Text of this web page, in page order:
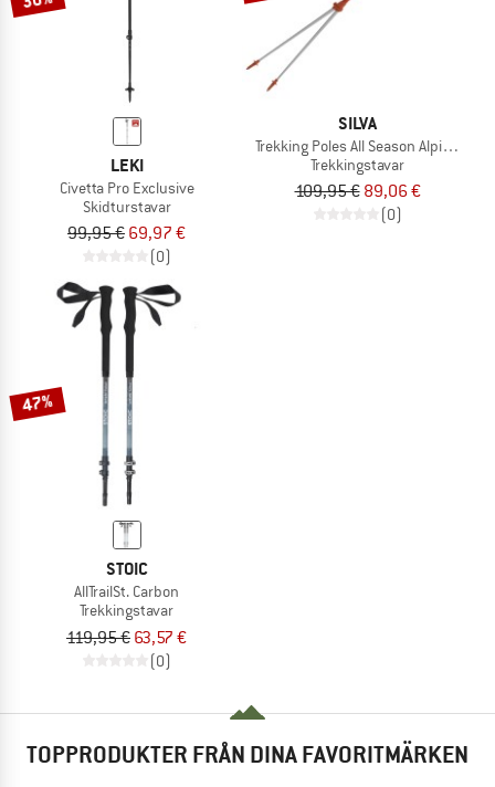
LEKI
Civetta Pro Exclusive
Skidturstavar
99,95 € 69,97 €
(0)
SILVA
Trekking Poles All Season Alpine Alu
Trekkingstavar
109,95 € 89,06 €
(0)
47%
STOIC
AllTrailSt. Carbon
Trekkingstavar
119,95 € 63,57 €
(0)
TOPPRODUKTER FRÅN DINA FAVORITMÄRKEN